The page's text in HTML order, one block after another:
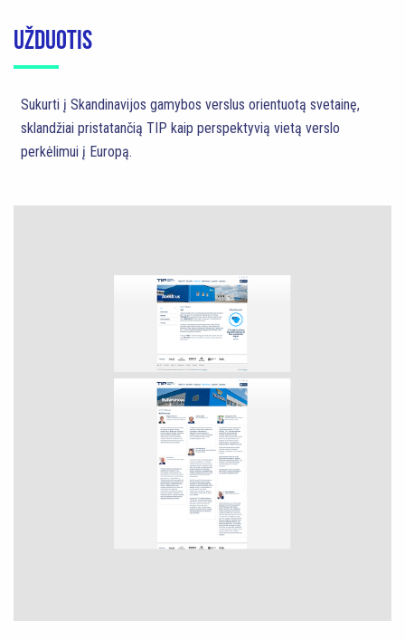
UŽDUOTIS
Sukurti į Skandinavijos gamybos verslus orientuotą svetainę,
sklandžiai pristatančią TIP kaip perspektyvią vietą verslo
perkėlimui į Europą.